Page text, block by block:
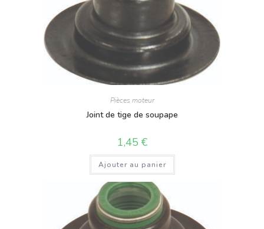
Pièces moteur
Joint de tige de soupape
1,45 €
Ajouter au panier